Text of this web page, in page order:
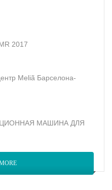
2017
Meliã Барселона-
МАШИНА ДЛЯ